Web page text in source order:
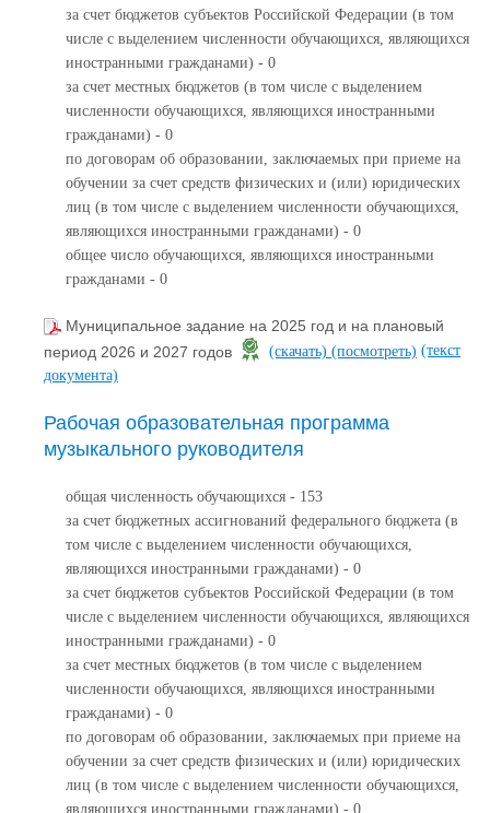
за счет бюджетов субъектов Российской Федерации (в том
числе с выделением численности обучающихся, являющихся
иностранными гражданами) - 0
за счет местных бюджетов (в том числе с выделением
численности обучающихся, являющихся иностранными
гражданами) - 0
по договорам об образовании, заключаемых при приеме на
обучении за счет средств физических и (или) юридических
лиц (в том числе с выделением численности обучающихся,
являющихся иностранными гражданами) - 0
общее число обучающихся, являющихся иностранными
гражданами - 0
Муниципальное задание на 2025 год и на плановый
период 2026 и 2027 годов
(скачать) (посмотреть) (текст
документа)
Рабочая образовательная программа
музыкального руководителя
общая численность обучающихся - 153
за счет бюджетных ассигнований федерального бюджета (в
том числе с выделением численности обучающихся,
являющихся иностранными гражданами) - 0
за счет бюджетов субъектов Российской Федерации (в том
числе с выделением численности обучающихся, являющихся
иностранными гражданами) - 0
за счет местных бюджетов (в том числе с выделением
численности обучающихся, являющихся иностранными
гражданами) - 0
по договорам об образовании, заключаемых при приеме на
обучении за счет средств физических и (или) юридических
лиц (в том числе с выделением численности обучающихся,
являющихся иностранными гражданами) - 0